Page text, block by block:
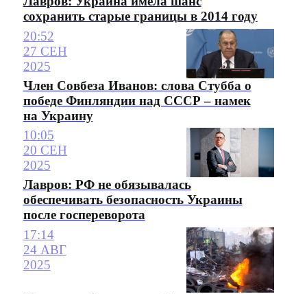
сохранить старые границы в 2014 году
20:52
27 СЕН
2025
Член Совбеза Иванов: слова Стубба о
победе Финляндии над СССР – намек
на Украину
10:05
20 СЕН
2025
Лавров: РФ не обязывалась
обеспечивать безопасность Украины
после госпереворота
17:14
24 АВГ
2025